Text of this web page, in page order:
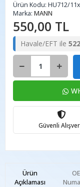
Ürün Kodu: HU712/11x
Marka: MANN
550,00 TL
Havale/EFT ile
Güvenli
Ürün
Açıklaması